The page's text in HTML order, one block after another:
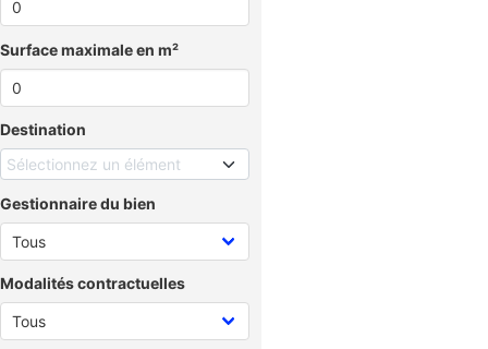
Surface maximale en m²
Destination
Sélectionnez un élément
Gestionnaire du bien
Modalités contractuelles